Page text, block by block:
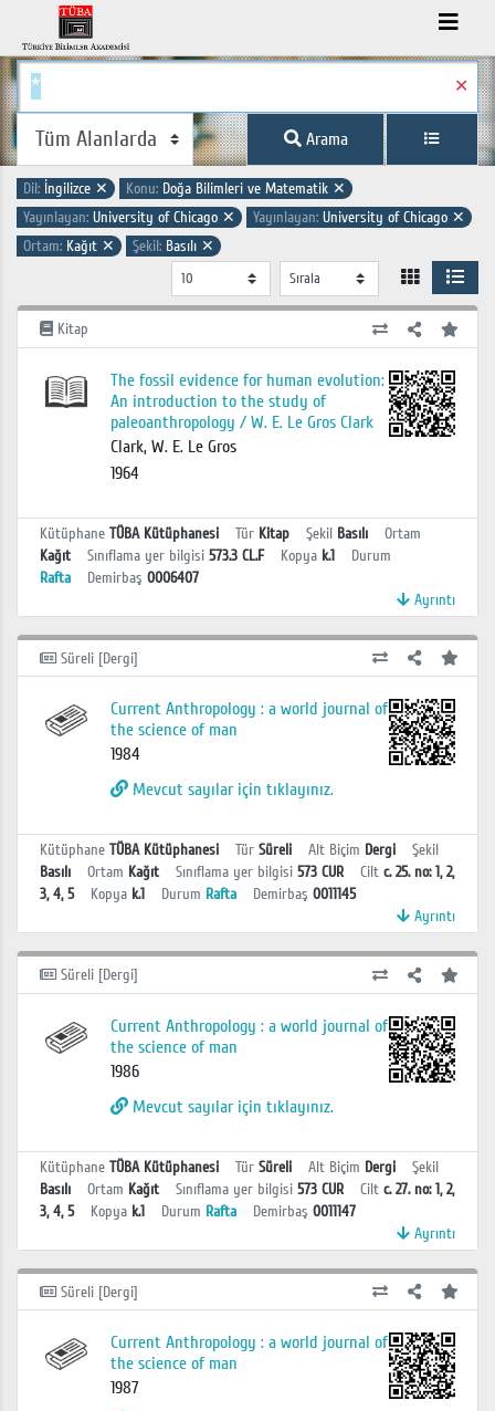
✕
Arama
Dil: İngilizce ✕ Konu: Doğa Bilimleri ve Matematik ✕
Yayınlayan: University of Chicago ✕ Yayınlayan: University of Chicago ✕
Ortam: Kağıt ✕ Şekil: Basılı ✕
Kitap
The fossil evidence for human evolution:
An introduction to the study of
paleoanthropology / W. E. Le Gros Clark
Clark, W. E. Le Gros
1964
Kütüphane TÜBA Kütüphanesi Tür Kitap Şekil Basılı
Ortam
Kağıt
Sınıflama yer bilgisi 573.3 CL.F Kopya k.1
Durum
Rafta
Demirbaş 0006407
Ayrıntı
Süreli [Dergi]
Current Anthropology : a world journal of
the science of man
1984
Mevcut sayılar için tıklayınız.
Kütüphane TÜBA Kütüphanesi Tür Süreli Alt Biçim Dergi
Şekil
Basılı
Ortam Kağıt Sınıflama yer bilgisi 573 CUR Cilt c. 25. no: 1, 2,
3, 4, 5
Kopya k.1 Durum Rafta Demirbaş 0011145
Ayrıntı
Süreli [Dergi]
Current Anthropology : a world journal of
the science of man
1986
Mevcut sayılar için tıklayınız.
Kütüphane TÜBA Kütüphanesi Tür Süreli Alt Biçim Dergi
Şekil
Basılı
Ortam Kağıt Sınıflama yer bilgisi 573 CUR Cilt c. 27. no: 1, 2,
3, 4, 5
Kopya k.1 Durum Rafta Demirbaş 0011147
Ayrıntı
Süreli [Dergi]
Current Anthropology : a world journal of
the science of man
1987